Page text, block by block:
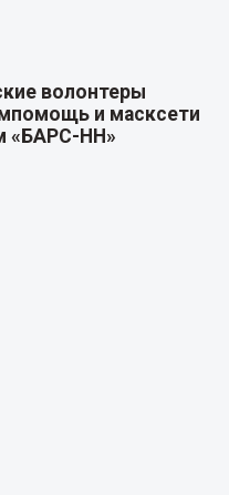
волонтеры
и масксети
«БАРС-НН»